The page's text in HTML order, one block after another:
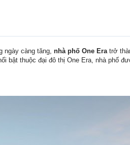
ngày càng tăng, nhà phố One Eratrở
bật thuộc đại đô thị One Era, nhà phố